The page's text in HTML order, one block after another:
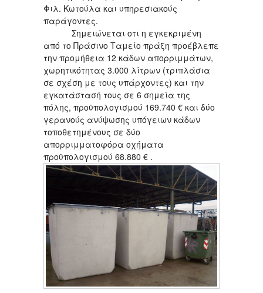
Φιλ. Κωτούλα και υπηρεσιακούς
παράγοντες.
Σημειώνεται οτι η εγκεκριμένη
από το Πράσινο Ταμείο πράξη προέβλεπε
την προμήθεια 12 κάδων απορριμμάτων,
χωρητικότητας 3.000 λίτρων (τριπλάσια
σε σχέση με τους υπάρχοντες) και την
εγκατάστασή τους σε 6 σημεία της
πόλης, προϋπολογισμού 169.740 € και δύο
γερανούς ανύψωσης υπόγειων κάδων
τοποθετημένους σε δύο
απορριμματοφόρα οχήματα
προϋπολογισμού 68.880 € .